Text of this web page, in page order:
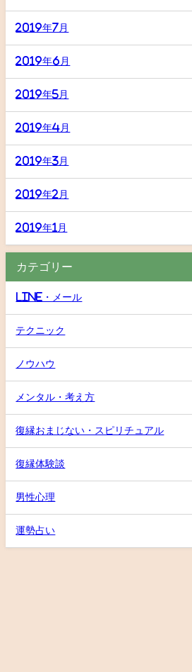
2019年7月
2019年6月
2019年5月
2019年4月
2019年3月
2019年2月
2019年1月
カテゴリー
LINE・メール
テクニック
ノウハウ
メンタル・考え方
復縁おまじない・スピリチュアル
復縁体験談
男性心理
運勢占い